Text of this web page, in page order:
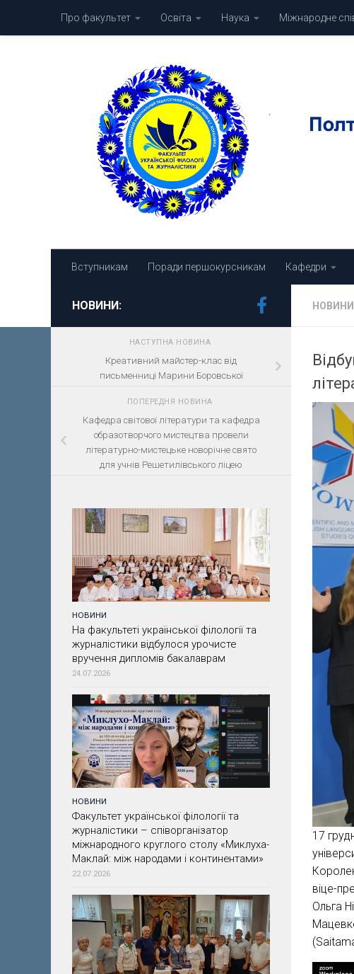
Skip to contentПро факультет Освіта Наука Міжнародне
Вступникам Поради першокурсникам Кафедри
НОВИНИ
17
віце-
Ольга
НОВИНИ:
НАСТУПНА НОВИНА
Креативний майстер-клас від
письменниці Марини Боровської
ПОПЕРЕДНЯ НОВИНА
Кафедра світової літератури та кафедра
образотворчого мистецтва провели
літературно-мистецьке новорічне свято
для учнів Решетилівського ліцею
НОВИНИ
На факультеті української філології та
журналістики відбулося урочисте
вручення дипломів бакалаврам
24.07.2026
НОВИНИ
Факультет української філології та
журналістики – співорганізатор
міжнародного круглого столу «Миклуха-
Маклай: між народами і континентами»
22.07.2026